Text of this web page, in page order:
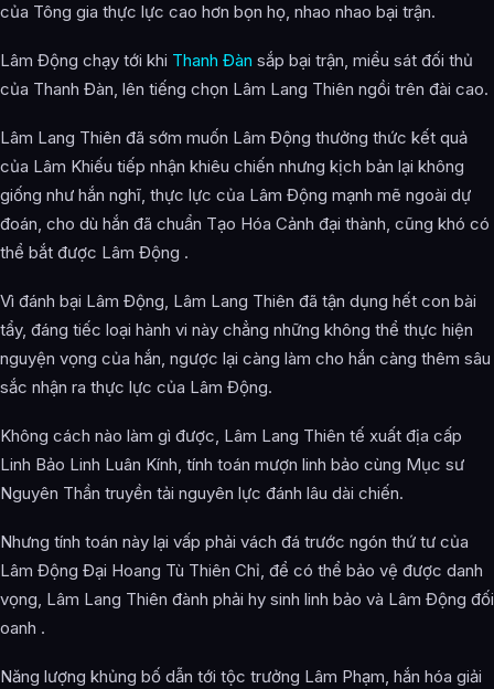
của Tông gia thực lực cao hơn bọn họ, nhao nhao bại trận.
Lâm Động chạy tới khi Thanh Đàn sắp bại trận, miểu sát đối thủ
của Thanh Đàn, lên tiếng chọn Lâm Lang Thiên ngồi trên đài cao.
Lâm Lang Thiên đã sớm muốn Lâm Động thưởng thức kết quả
của Lâm Khiếu tiếp nhận khiêu chiến nhưng kịch bản lại không
giống như hắn nghĩ, thực lực của Lâm Động mạnh mẽ ngoài dự
đoán, cho dù hắn đã chuẩn Tạo Hóa Cảnh đại thành, cũng khó có
thể bắt được Lâm Động .
Vì đánh bại Lâm Động, Lâm Lang Thiên đã tận dụng hết con bài
tẩy, đáng tiếc loại hành vi này chẳng những không thể thực hiện
nguyện vọng của hắn, ngược lại càng làm cho hắn càng thêm sâu
sắc nhận ra thực lực của Lâm Động.
Không cách nào làm gì được, Lâm Lang Thiên tế xuất địa cấp
Linh Bảo Linh Luân Kính, tính toán mượn linh bảo cùng Mục sư
Nguyên Thần truyền tải nguyên lực đánh lâu dài chiến.
Nhưng tính toán này lại vấp phải vách đá trước ngón thứ tư của
Lâm Động Đại Hoang Tù Thiên Chỉ, để có thể bảo vệ được danh
vọng, Lâm Lang Thiên đành phải hy sinh linh bảo và Lâm Động đối
oanh .
Năng lượng khủng bố dẫn tới tộc trưởng Lâm Phạm, hắn hóa giải